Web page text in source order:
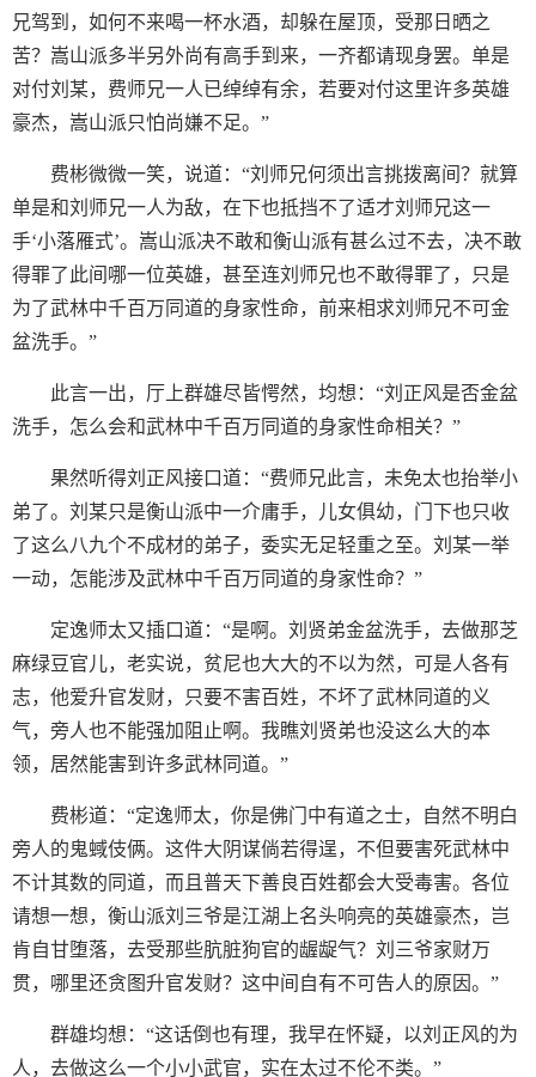
兄驾到，如何不来喝一杯水酒，却躲在屋顶，受那日晒之
苦？嵩山派多半另外尚有高手到来，一齐都请现身罢。单是
对付刘某，费师兄一人已绰绰有余，若要对付这里许多英雄
豪杰，嵩山派只怕尚嫌不足。”
费彬微微一笑，说道：“刘师兄何须出言挑拨离间？就算
单是和刘师兄一人为敌，在下也抵挡不了适才刘师兄这一
手‘小落雁式’。嵩山派决不敢和衡山派有甚么过不去，决不敢
得罪了此间哪一位英雄，甚至连刘师兄也不敢得罪了，只是
为了武林中千百万同道的身家性命，前来相求刘师兄不可金
盆洗手。”
此言一出，厅上群雄尽皆愕然，均想：“刘正风是否金盆
洗手，怎么会和武林中千百万同道的身家性命相关？”
果然听得刘正风接口道：“费师兄此言，未免太也抬举小
弟了。刘某只是衡山派中一介庸手，儿女俱幼，门下也只收
了这么八九个不成材的弟子，委实无足轻重之至。刘某一举
一动，怎能涉及武林中千百万同道的身家性命？”
定逸师太又插口道：“是啊。刘贤弟金盆洗手，去做那芝
麻绿豆官儿，老实说，贫尼也大大的不以为然，可是人各有
志，他爱升官发财，只要不害百姓，不坏了武林同道的义
气，旁人也不能强加阻止啊。我瞧刘贤弟也没这么大的本
领，居然能害到许多武林同道。”
费彬道：“定逸师太，你是佛门中有道之士，自然不明白
旁人的鬼蜮伎俩。这件大阴谋倘若得逞，不但要害死武林中
不计其数的同道，而且普天下善良百姓都会大受毒害。各位
请想一想，衡山派刘三爷是江湖上名头响亮的英雄豪杰，岂
肯自甘堕落，去受那些肮脏狗官的龌龊气？刘三爷家财万
贯，哪里还贪图升官发财？这中间自有不可告人的原因。”
群雄均想：“这话倒也有理，我早在怀疑，以刘正风的为
人，去做这么一个小小武官，实在太过不伦不类。”